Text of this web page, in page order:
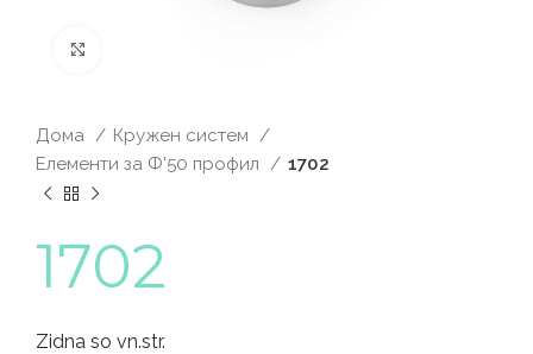
Дома
Кружен систем
Елементи за Ф'50 профил
1702
1702
Zidna so vn.str.